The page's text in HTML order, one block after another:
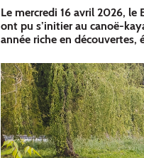
Le mercredi 16 avril 2026,
ont pu s’initier au canoë-
année riche en découvertes,